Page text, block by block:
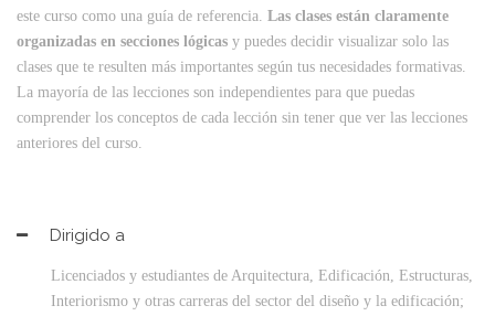
este curso como una guía de referencia. Las clases están claramente
organizadas en secciones lógicas y puedes decidir visualizar solo las
clases que te resulten más importantes según tus necesidades formativas.
La mayoría de las lecciones son independientes para que puedas
comprender los conceptos de cada lección sin tener que ver las lecciones
anteriores del curso.
Dirigido a
Licenciados y estudiantes de Arquitectura, Edificación, Estructuras,
Interiorismo y otras carreras del sector del diseño y la edificación;